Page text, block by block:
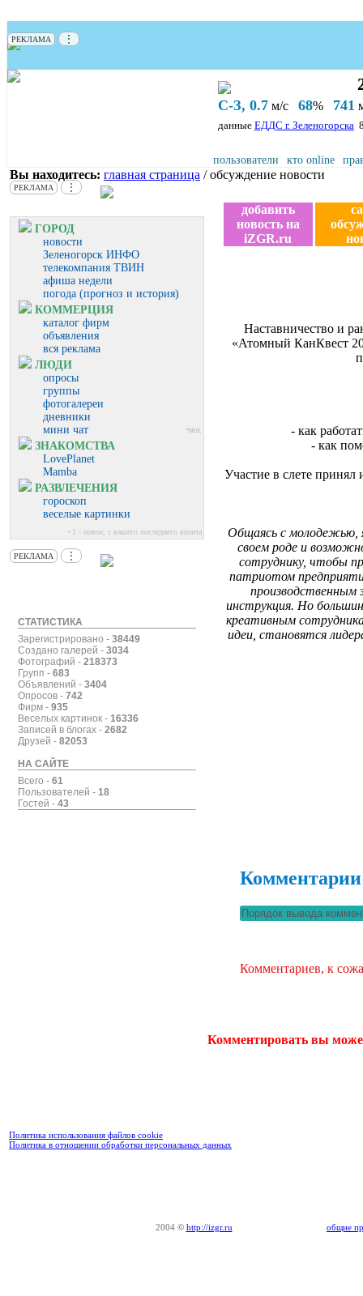
РЕКЛАМА ⋮
С-З, 0.7 м/с 68% 741
данные ЕДДС г. Зеленогорска
пользователи кто online
Вы находитесь: главная страница / обсуждение новости
РЕКЛАМА ⋮
ГОРОД
новости
Зеленогорск ИНФО
телекомпания ТВИН
афиша недели
погода (прогноз и история)
КОММЕРЦИЯ
каталог фирм
объявления
вся реклама
ЛЮДИ
опросы
группы
фотогалереи
дневники
мини чат
чел.
ЗНАКОМСТВА
LovePlanet
Mamba
РАЗВЛЕЧЕНИЯ
гороскоп
веселые картинки
+1 - новое, с вашего последнего визита
РЕКЛАМА ⋮
СТАТИСТИКА
Зарегистрировано - 38449
Создано галерей - 3034
Фотографий - 218373
Групп - 683
Объявлений - 3404
Опросов - 742
Фирм - 935
Веселых картинок - 16336
Записей в блогах - 2682
Друзей - 82053
НА САЙТЕ
Всего - 61
Пользователей - 18
Гостей - 43
добавить
новость на
iZGR.ru
Наставничество и
«Атомный КанКвест
- как
- как
Участие в слете
Общаясь с молодежью,
своем роде и
сотруднику, чтобы
патриотом
производственным
инструкция. Но
креативным
идеи, становятся
Комментарии
Комментариев, к
Комментировать вы
Политика использования файлов cookie
Политика в отношении обработки персональных данных
2004 © http://izgr.ru общие